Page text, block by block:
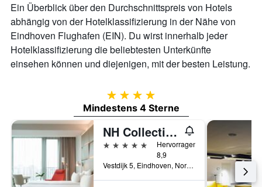
Ein Überblick über den Durchschnittspreis von Hotels
abhängig von der Hotelklassifizierung in der Nähe von
Eindhoven Flughafen (EIN). Du wirst innerhalb jeder
Hotelklassifizierung die beliebtesten Unterkünfte
einsehen können und diejenigen, mit der besten Leistung.
4 Sterne
Mindestens 4 Sterne
NH Collection Eindhoven Centre
5 Sterne
Hervorragend
8,9
Vestdijk 5, Eindhoven, Nordbrabant, Niederlande